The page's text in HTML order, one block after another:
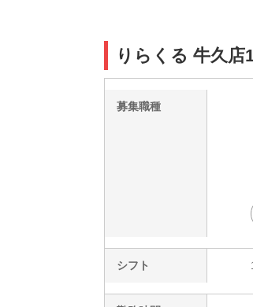
りらくる 牛久店
募集職種
シフト